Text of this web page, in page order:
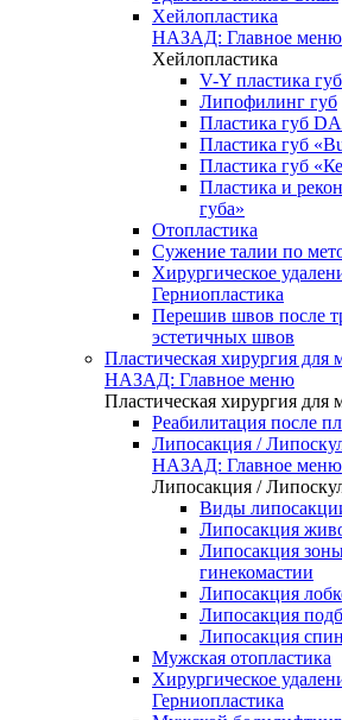
Хейлопластика
НАЗАД: Главное меню
Хейлопластика
V-Y пластика губ
Липофилинг губ
Пластика губ
Пластика губ
Пластика губ
Пластика и
губа»
Отопластика
Сужение талии по
Хирургическое
Герниопластика
Перешив швов после
эстетичных швов
Пластическая хирургия для
НАЗАД: Главное меню
Пластическая хирургия для
Реабилитация после
Липосакция /
НАЗАД: Главное меню
Липосакция /
Виды
Липосакция
Липосакция
гинекомастии
Липосакция
Липосакция
Липосакция
Мужская отопластика
Хирургическое
Герниопластика